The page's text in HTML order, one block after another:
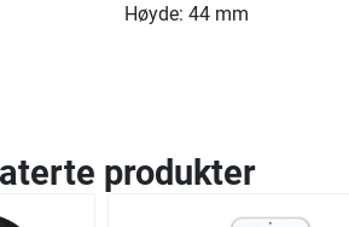
Høyde: 44 mm
produkter